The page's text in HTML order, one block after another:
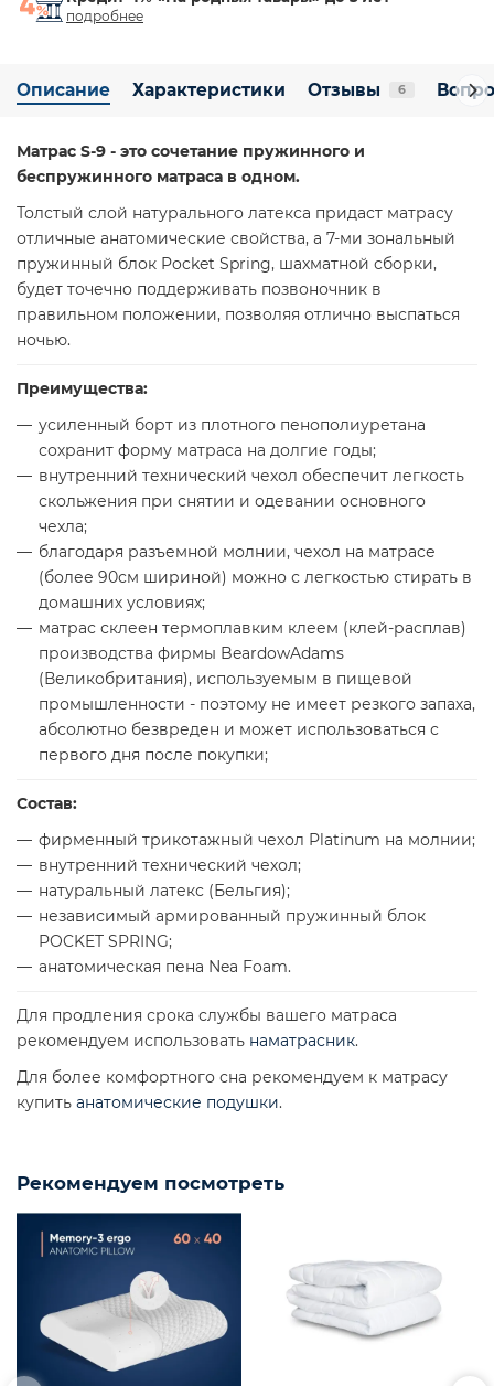
подробнее
Описание Характеристики Отзывы 6
Матрас S-9 - это сочетание пружинного и
беспружинного матраса в одном.
Толстый слой натурального латекса придаст матрасу
отличные анатомические свойства, а 7-ми зональный
пружинный блок Pocket Spring, шахматной сборки,
будет точечно поддерживать позвоночник в
правильном положении, позволяя отлично выспаться
ночью.
Преимущества:
усиленный борт из плотного пенополиуретана
сохранит форму матраса на долгие годы;
внутренний технический чехол обеспечит легкость
скольжения при снятии и одевании основного
чехла;
благодаря разъемной молнии, чехол на матрасе
(более 90см шириной) можно с легкостью стирать в
домашних условиях;
матрас склеен термоплавким клеем (клей-расплав)
производства фирмы BeardowAdams
(Великобритания), используемым в пищевой
промышленности - поэтому не имеет резкого запаха,
абсолютно безвреден и может использоваться с
первого дня после покупки;
Состав:
фирменный трикотажный чехол Platinum на молнии;
внутренний технический чехол;
натуральный латекс (Бельгия);
независимый армированный пружинный блок
POCKET SPRING;
анатомическая пена Nea Foam.
Для продления срока службы вашего матраса
рекомендуем использовать наматрасник.
Для более комфортного сна рекомендуем к матрасу
купить анатомические подушки.
Рекомендуем посмотреть